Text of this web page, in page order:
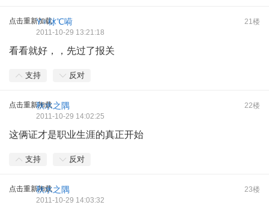
点击重新加载 21楼
Y♀栤℃嗬
2011-10-29 13:21:18
看看就好，，先过了报关
支持 反对
点击重新加载 22楼
秋水之隅
2011-10-29 14:02:25
这俩证才是职业生涯的真正开始
支持 反对
点击重新加载 23楼
秋水之隅
2011-10-29 14:03:32